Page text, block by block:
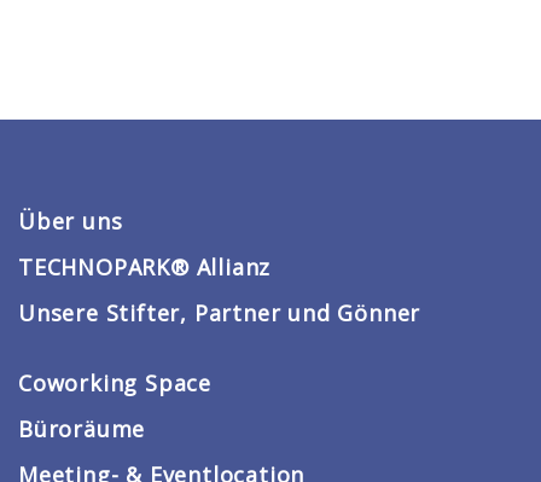
Über uns
TECHNOPARK® Allianz
Unsere Stifter, Partner und Gönner
Coworking Space
Büroräume
Meeting- & Eventlocation